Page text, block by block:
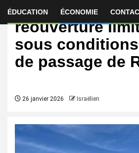
ÉDUCATION ÉCONOMIE
Israël accepte la
réouverture
sous
de passage de
26 janvier 2026 Israëlien